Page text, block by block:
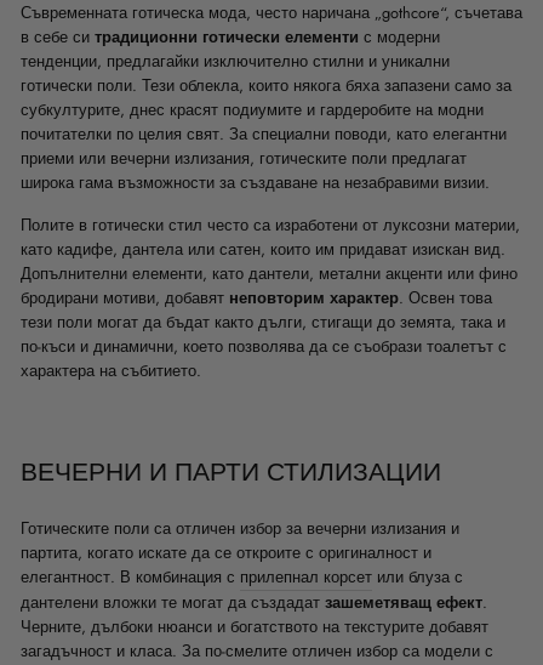
Съвременната готическа мода, често наричана „gothcore“, съчетава
в себе си традиционни готически елементи с модерни
тенденции, предлагайки изключително стилни и уникални
готически поли. Тези облекла, които някога бяха запазени само за
субкултурите, днес красят подиумите и гардеробите на модни
почитателки по целия свят. За специални поводи, като елегантни
приеми или вечерни излизания, готическите поли предлагат
широка гама възможности за създаване на незабравими визии.
Полите в готически стил често са изработени от луксозни материи,
като кадифе, дантела или сатен, които им придават изискан вид.
Допълнителни елементи, като дантели, метални акценти или фино
бродирани мотиви, добавят неповторим характер. Освен това
тези поли могат да бъдат както дълги, стигащи до земята, така и
по-къси и динамични, което позволява да се съобрази тоалетът с
характера на събитието.
ВЕЧЕРНИ И ПАРТИ СТИЛИЗАЦИИ
Готическите поли са отличен избор за вечерни излизания и
партита, когато искате да се откроите с оригиналност и
елегантност. В комбинация с прилепнал корсет или блуза с
дантелени вложки те могат да създадат зашеметяващ ефект.
Черните, дълбоки нюанси и богатството на текстурите добавят
загадъчност и класа. За по-смелите отличен избор са модели с